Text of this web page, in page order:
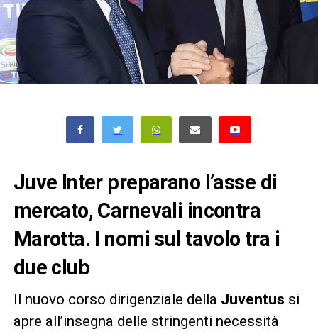
Juve Inter preparano l’asse di
mercato, Carnevali incontra
Marotta. I nomi sul tavolo tra i
due club
Il nuovo corso dirigenziale della Juventus si
apre all’insegna delle stringenti necessità